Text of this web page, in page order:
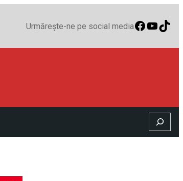
Urmărește-ne pe social media
Search